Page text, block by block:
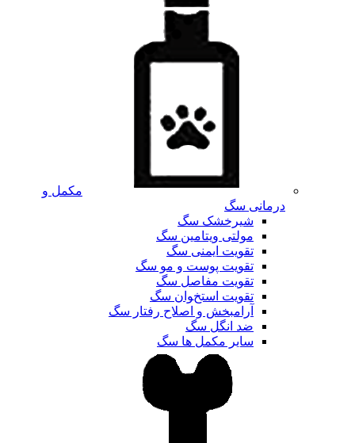
مکمل و
درمانی سگ
شیرخشک سگ
مولتی ویتامین سگ
تقویت ایمنی سگ
تقویت پوست و مو سگ
تقویت مفاصل سگ
تقویت استخوان سگ
آرامبخش و اصلاح رفتار سگ
ضد انگل سگ
سایر مکمل ها سگ